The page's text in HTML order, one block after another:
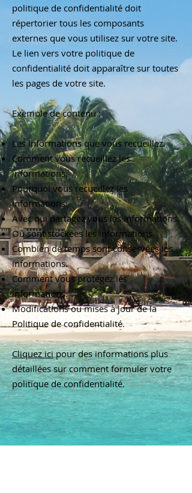
politique de confidentialité doit
répertorier tous les composants
externes que vous utilisez sur votre site.
Le lien vers votre politique de
confidentialité doit apparaître sur toutes
les pages de votre site.
Exemple de contenu :
Les informations que vous recueillez.
Comment vous recueillez les
informations.
Pourquoi vous recueillez les
informations.
Avec qui partagez vous les informations.
Où sont stockées les informations.
Combien de temps sont conservées les
informations.
Comment vous protégez les
informations.
Modifications ou mises à jour de la
Politique de confidentialité.
Cliquez icipour des informations plus
détaillées sur comment formuler votre
politique de confidentialité.